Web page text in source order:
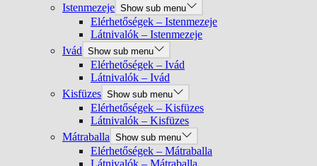
Istenmezeje Show sub menu
Elérhetőségek – Istenmezeje
Látnivalók – Istenmezeje
Ivád Show sub menu
Elérhetőségek – Ivád
Látnivalók – Ivád
Kisfüzes Show sub menu
Elérhetőségek – Kisfüzes
Látnivalók – Kisfüzes
Mátraballa Show sub menu
Elérhetőségek – Mátraballa
Látnivalók – Mátraballa